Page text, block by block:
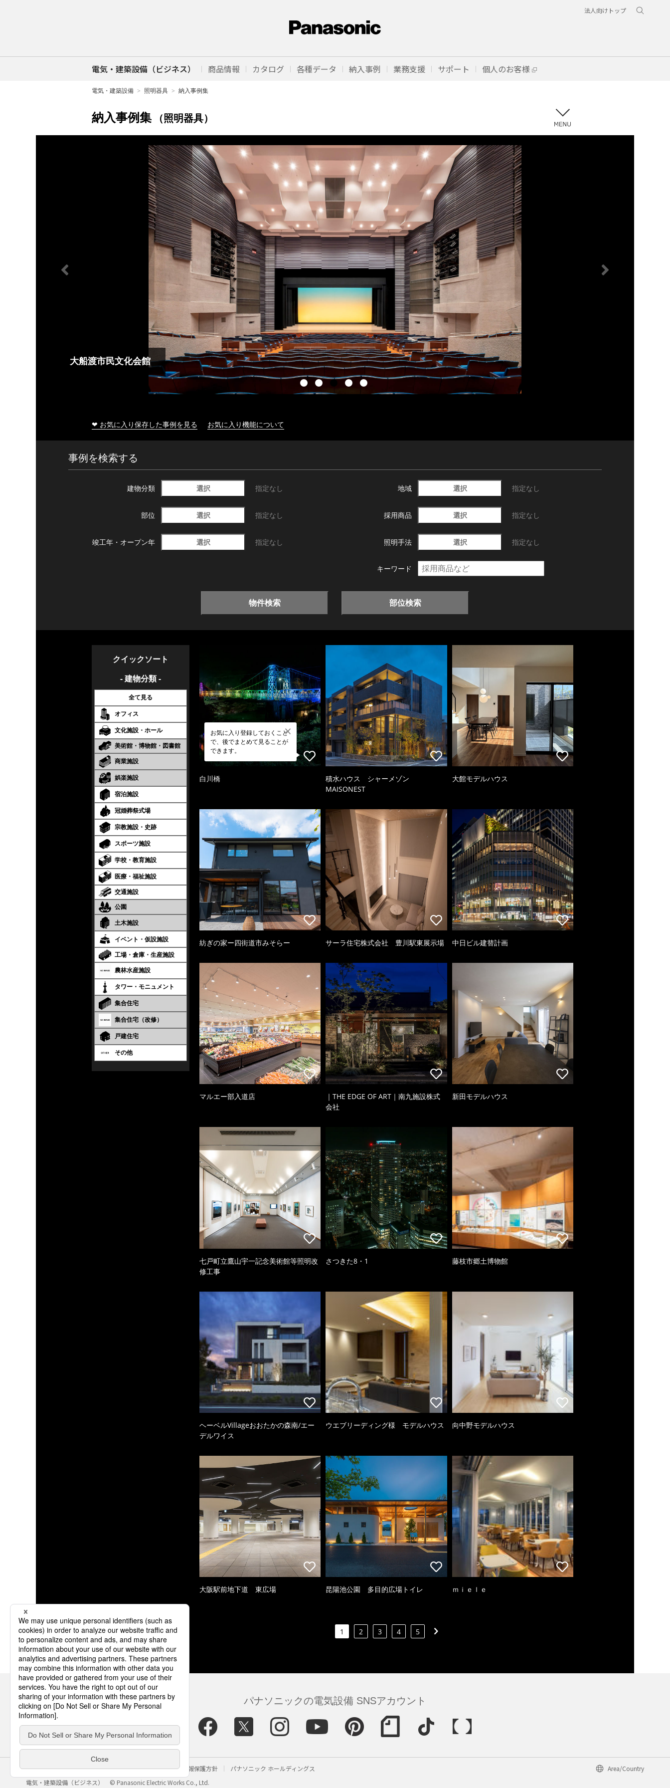
法人向けトップ
電気・建築設備（ビジネス） 商品情報 カタログ 各種データ 納入事例 業務支援 サポート 個人のお客様
電気・建築設備 照明器具 納入事例集
納入事例集 （照明器具）
大船渡市民文化会館
❤ お気に入り保存した事例を見る お気に入り機能について
事例を検索する
建物分類 選択 指定なし 地域 選択 指定なし
部位 選択 指定なし 採用商品 選択 指定なし
竣工年・ オープン年 選択 指定なし 照明手法 選択 指定なし
キーワード
物件検索 部位検索
クイックソート
- 建物分類 -
全て見る
オフィス
文化施設・ホール
美術館・博物館・図書館
商業施設
娯楽施設
宿泊施設
冠婚葬祭式場
宗教施設・史跡
スポーツ施設
学校・教育施設
医療・福祉施設
交通施設
公園
土木施設
イベント・仮設施設
工場・倉庫・生産施設
農林水産施設
タワー・モニュメント
集合住宅
集合住宅（改修）
戸建住宅
その他
お気に入り登録しておくこと
で、後でまとめて見ることが
できます。
白川橋
積水ハウス シャーメゾン
MAISONEST
大館モデルハウス
紡ぎの家ー四街道市みそらー サーラ住宅株式会社 豊川駅東展示場 中日ビル建替計画
マルエー部入道店
｜THE EDGE OF ART｜南九施設株式
会社
新田モデルハウス
七戸町立鷹山宇一記念美術館等照明改
修工事
さつきた8・1 藤枝市郷土博物館
ヘーベルVillageおおたかの森南/エー
デルワイス
ウエブリーディング様 モデルハウス 向中野モデルハウス
大阪駅前地下道 東広場 昆陽池公園 多目的広場トイレ ｍｉｅｌｅ
1 2 3 4 5
パナソニックの電気設備 SNSアカウント
サイトのご利用にあたって クッキーポリシー 個人情報保護方針 パナソニック ホールディングス
Area/Country
電気・建築設備（ビジネス）
© Panasonic Electric Works Co., Ltd.